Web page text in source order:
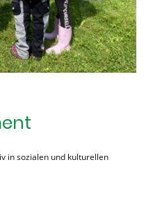
in sozialen und kulturellen